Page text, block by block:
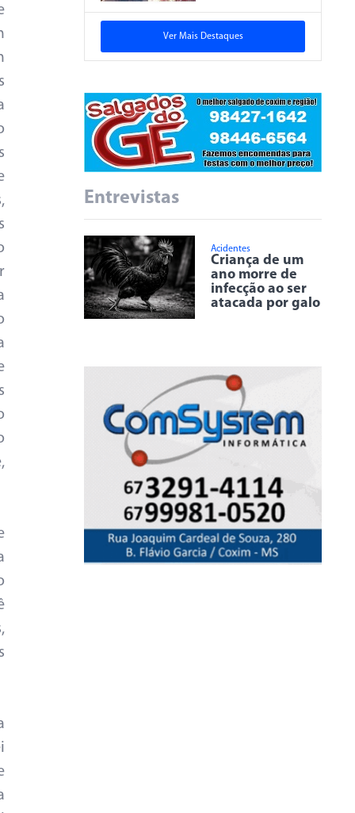
Ver Mais Destaques
Entrevistas
Acidentes
Criança de um
ano morre de
infecção ao ser
atacada por galo